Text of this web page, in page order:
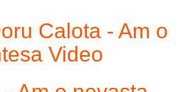
Calota - Am o
Video